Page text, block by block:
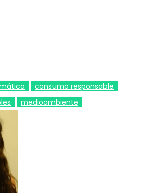
consumo responsable
medioambiente